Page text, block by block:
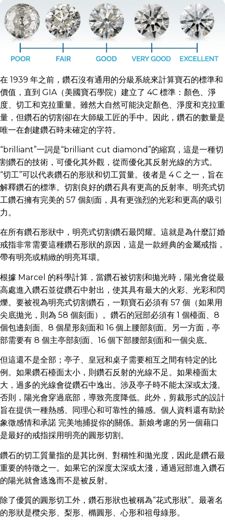
在 1939 年之前，鑽石沒有通用的分級系統來計算寶石的標準和
價值，直到 GIA（美國寶石學院）建立了 4C 標準：顏色、淨
度、切工和克拉重量。雖然大自然可能決定顏色、淨度和克拉重
量，但鑽石的切割卻在大師級工匠的手中。因此，鑽石的數量是
唯一在創建鑽石時未確定的字符。
“brilliant”一詞是“brilliant cut diamond”的縮寫，這是一種切
割鑽石的技術，可優化其外觀，從而優化其反射光線的方式。
“切工”可以代表鑽石的形狀和切工質量。後者是 4 C 之一，旨在
解釋鑽石的標準。切割良好的鑽石具有更高的反射率。明亮式切
工鑽石擁有完美的 57 個刻面，具有更強烈的光彩和更高的吸引
力。
在所有鑽石形狀中，明亮式切割鑽石最閃耀。這就是為什麼訂婚
戒指非常需要這種鑽石形狀的原因，這是一款經典的金屬戒指，
帶有明亮或精緻的明亮耳環。
根據 Marcel 的科學計算，當鑽石被切割和拋光時，陽光會從最
高處進入鑽石並從鑽石中射出，使其具有最大的火彩、光彩和閃
爍。要被視為明亮式切割鑽石，一顆寶石必須有 57 個（如果用
尖底拋光，則為 58 個刻面）。鑽石的冠部必須有 1 個檯面、8
個包邊刻面、8 個星形刻面和 16 個上腰部刻面。另一方面，亭
部需要有 8 個主亭部刻面、16 個下部腰部刻面和一個尖底。
但這還不是全部；亭子、皇冠和桌子需要相互之間有特定的比
例。如果鑽石檯面太小，則鑽石反射的光線不足。如果檯面太
大，過多的光線會從鑽石中逸出。涉及亭子時不能太深或太淺。
否則，陽光會穿過底部，導致亮度降低。此外，剪裁形式的設計
旨在提供一種熱感、同理心和可靠性的箍感。個人資料還有助於
象徵感情和承諾 完美地捕捉你的關係。新娘考慮的另一個藉口
是最好的戒指採用明亮的圓形切割。
鑽石的切工質量指的是其比例、對稱性和拋光度，因此是鑽石最
重要的特徵之一。如果它的深度太深或太淺，通過冠部進入鑽石
的陽光就會逃逸而不是被反射。
除了優質的圓形切工外，鑽石形狀也被稱為“花式形狀”。最著名
的形狀是欖尖形、梨形、橢圓形、心形和祖母綠形。